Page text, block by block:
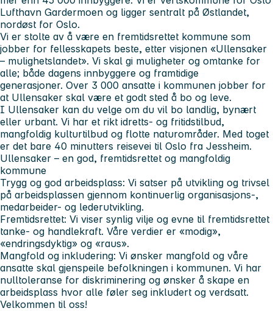
Lufthavn Gardermoen og ligger sentralt på Østlandet,
nordøst for Oslo.
Vi er stolte av å være en fremtidsrettet kommune som
jobber for fellesskapets beste, etter visjonen «Ullensaker
– mulighetslandet». Vi skal gi muligheter og omtanke for
alle; både dagens innbyggere og framtidige
generasjoner. Over 3 000 ansatte i kommunen jobber for
at Ullensaker skal være et godt sted å bo og leve.
I Ullensaker kan du velge om du vil bo landlig, bynært
eller urbant. Vi har et rikt idretts- og fritidstilbud,
mangfoldig kulturtilbud og flotte naturområder. Med toget
er det bare 40 minutters reisevei til Oslo fra Jessheim.
Ullensaker – en god, fremtidsrettet og mangfoldig
kommune
Trygg og god arbeidsplass: Vi satser på utvikling og trivsel
på arbeidsplassen gjennom kontinuerlig organisasjons-,
medarbeider- og lederutvikling.
Fremtidsrettet: Vi viser synlig vilje og evne til fremtidsrettet
tanke- og handlekraft. Våre verdier er «modig»,
«endringsdyktig» og «raus».
Mangfold og inkludering: Vi ønsker mangfold og våre
ansatte skal gjenspeile befolkningen i kommunen. Vi har
nulltoleranse for diskriminering og ønsker å skape en
arbeidsplass hvor alle føler seg inkludert og verdsatt.
Velkommen til oss!